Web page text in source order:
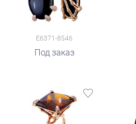
E6371-8546
Под заказ
руб.